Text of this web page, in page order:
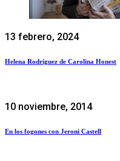
13 febrero, 2024
Helena Rodríguez de Carolina Honest
10 noviembre, 2014
En los fogones con Jeroni Castell